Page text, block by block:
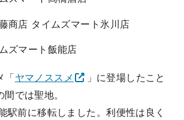
商店 タイムズマート氷川店
ズマート飯能店
「ヤマノススメ
」に登場したこと
では聖地。
駅前に移転しました。利便性は良く